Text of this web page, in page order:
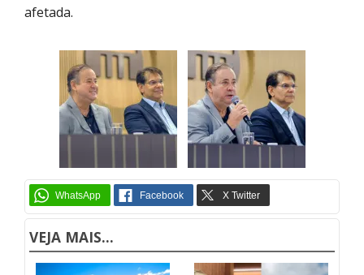
afetada.
VEJA MAIS...